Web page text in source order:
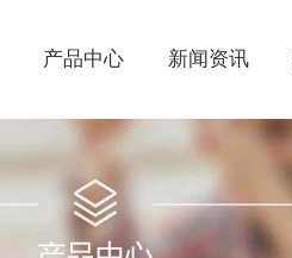
产品中心 新闻资讯